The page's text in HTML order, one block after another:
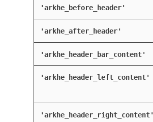
'arkhe_before_header'
'arkhe_after_header'
'arkhe_header_bar_content'
'arkhe_header_left_content'
'arkhe_header_right_content'